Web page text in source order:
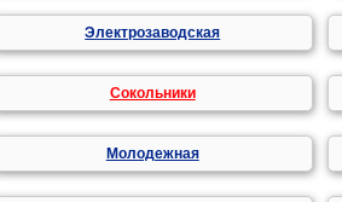
Электрозаводская
Сокольники
Молодежная